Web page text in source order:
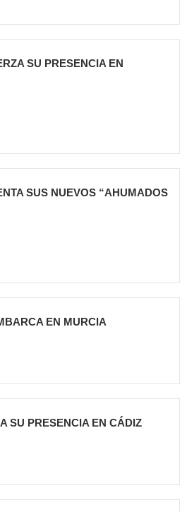
SU PRESENCIA EN
SUS NUEVOS “AHUMADOS
EN MURCIA
SU PRESENCIA EN CÁDIZ